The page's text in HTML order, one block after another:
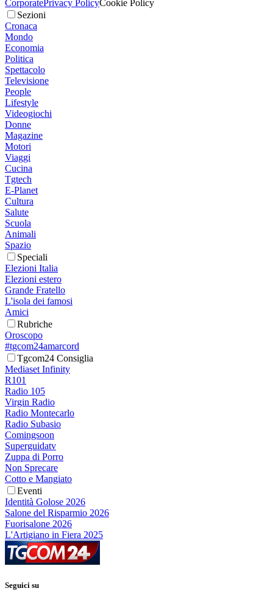
CorporatePrivacy PolicyCookie Policy
Sezioni
Cronaca
Mondo
Economia
Politica
Spettacolo
Televisione
People
Lifestyle
Videogiochi
Donne
Magazine
Motori
Viaggi
Cucina
Tgtech
E-Planet
Cultura
Salute
Scuola
Animali
Spazio
Speciali
Elezioni Italia
Elezioni estero
Grande Fratello
L'isola dei famosi
Amici
Rubriche
Oroscopo
#tgcom24amarcord
Tgcom24 Consiglia
Mediaset Infinity
R101
Radio 105
Virgin Radio
Radio Montecarlo
Radio Subasio
Comingsoon
Superguidatv
Zuppa di Porro
Non Sprecare
Cotto e Mangiato
Eventi
Identità Golose 2026
Salone del Risparmio 2026
Fuorisalone 2026
L'Artigiano in Fiera 2025
Seguici su